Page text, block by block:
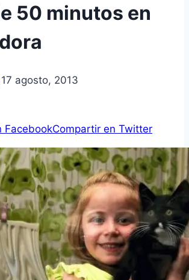
50 minutos en
17 agosto, 2013
FacebookCompartir en Twitter